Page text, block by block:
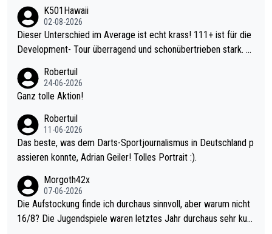
K501Hawaii
02-08-2026
Dieser Unterschied im Average ist echt krass! 111+ ist für die
Development- Tour überragend und schonübertrieben stark. U
mal 40+ erst recht. Da gewinnst keinen Blumentopf - ist ja noc
h krasser wie ein Pokalspiel eines Kreisligisten vs einem Bund
Robertuil
24-06-2026
Ganz tolle Aktion!
Robertuil
11-06-2026
Das beste, was dem Darts-Sportjournalismus in Deutschland p
assieren konnte, Adrian Geiler! Tolles Portrait :).
Morgoth42x
07-06-2026
Die Aufstockung finde ich durchaus sinnvoll, aber warum nicht
16/8? Die Jugendspiele waren letztes Jahr durchaus sehr kurz